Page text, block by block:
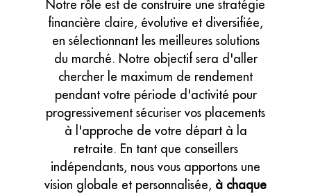
Notre rôle est de construire une stratégie
financière claire, évolutive et diversifiée,
en sélectionnant les meilleures solutions
du marché. Notre objectif sera d'aller
chercher le maximum de rendement
pendant votre période d'activité pour
progressivement sécuriser vos placements
à l'approche de votre départ à la
retraite. En tant que conseillers
indépendants, nous vous apportons une
vision globale et personnalisée, à chaque